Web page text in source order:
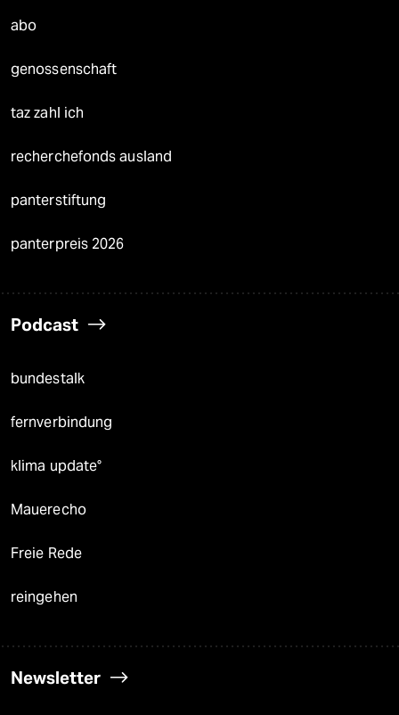
abo
genossenschaft
taz zahl ich
recherchefonds ausland
panterstiftung
panterpreis 2026
Podcast
bundestalk
fernverbindung
klima update°
Mauerecho
Freie Rede
reingehen
Newsletter